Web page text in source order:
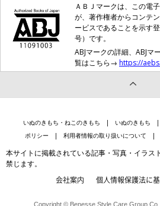
ＡＢＪマークは、この電
が、著作権者からコンテ
ービスであることを示す
号）です。
ABJマークの詳細、ABJマ
覧はこちら→ https://
いぬのきもち・ねこのきもち いぬのきもち
ポリシー
利用者情報の取り扱いについて
本サイトに掲載されている記事・写真・イラス
禁じます。
会社案内 個人情報保護法に
Copyright © Benesse Style Care Group